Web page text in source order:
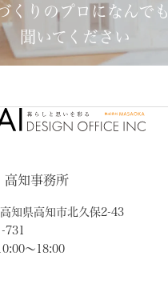
くりのプロになんでも
聞いてください
高知事務所
高知県高知市北久保2-43
731
〜18:00